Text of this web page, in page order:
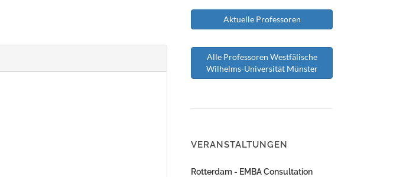
Aktuelle Professoren
Alle Professoren Westfälische
Wilhelms-Universität Münster
VERANSTALTUNGEN
Rotterdam - EMBA Consultation